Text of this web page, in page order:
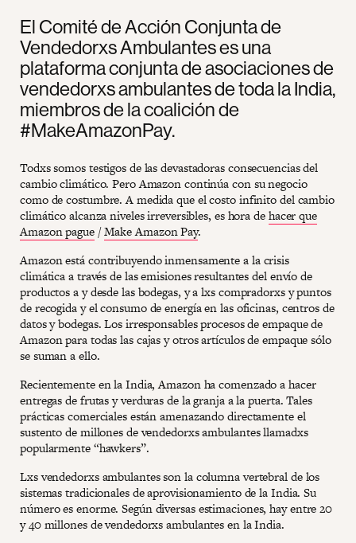
El Comité de Acción Conjunta de
Vendedorxs Ambulantes es una
plataforma conjunta de asociaciones de
vendedorxs ambulantes de toda la India,
miembros de la coalición de
#MakeAmazonPay.
Todxs somos testigos de las devastadoras consecuencias del
cambio climático. Pero Amazon continúa con su negocio
como de costumbre. A medida que el costo infinito del cambio
climático alcanza niveles irreversibles, es hora dehacer que
Amazon pague/Make Amazon Pay.
Amazon está contribuyendo inmensamente a la crisis
climática a través de las emisiones resultantes del envío de
productos a y desde las bodegas, y a lxs compradorxs y puntos
de recogida y el consumo de energía en las oficinas, centros de
datos y bodegas. Los irresponsables procesos de empaque de
Amazon para todas las cajas y otros artículos de empaque sólo
se suman a ello.
Recientemente en la India, Amazon ha comenzado a hacer
entregas de frutas y verduras de la granja a la puerta. Tales
prácticas comerciales están amenazando directamente el
sustento de millones de vendedorxs ambulantes llamadxs
popularmente “hawkers”.
Lxs vendedorxs ambulantes son la columna vertebral de los
sistemas tradicionales de aprovisionamiento de la India. Su
número es enorme. Según diversas estimaciones, hay entre 20
y 40 millones de vendedorxs ambulantes en la India.